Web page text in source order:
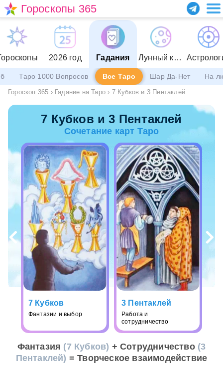
Гороскопы 365
2026 год Гадания Лунный календарь
Таро 1000 Вопросов Все Таро Шар Да-Нет На
Гороскоп 365 › Гадание на Таро › 7 Кубков и 3 Пентаклей
7 Кубков и 3 Пентаклей
Сочетание карт Таро
7 Кубков
Фантазии и выбор
3 Пентаклей
Работа и
сотрудничество
Фантазия (7 Кубков) + Сотрудничество (3
Пентаклей) = Творческое взаимодействие